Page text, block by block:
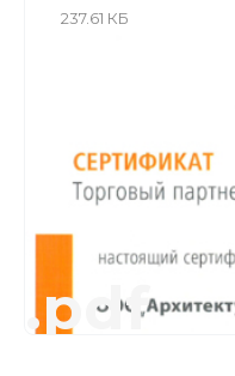
237.61 КБ
.pdf